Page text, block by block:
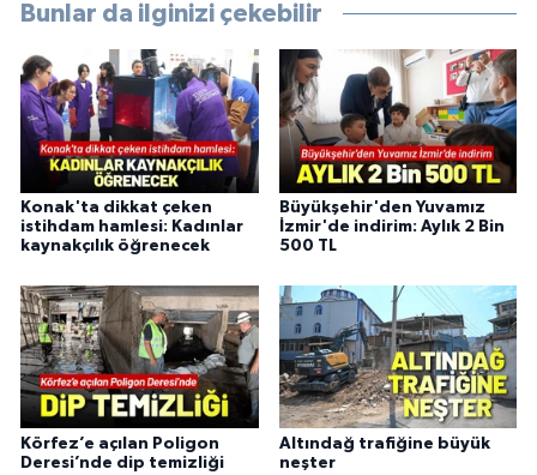
Bunlar da ilginizi çekebilir
Konak'ta dikkat çeken
istihdam hamlesi: Kadınlar
kaynakçılık öğrenecek
Büyükşehir'den Yuvamız
İzmir'de indirim: Aylık 2 Bin
500 TL
Körfez’e açılan Poligon
Deresi’nde dip temizliği
Altındağ trafiğine büyük
neşter